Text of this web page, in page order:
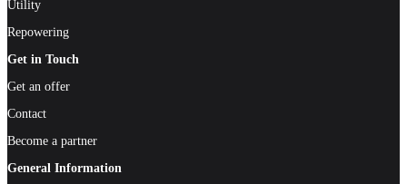
Utility
Repowering
Get in Touch
Get an offer
Contact
Become a partner
General Information